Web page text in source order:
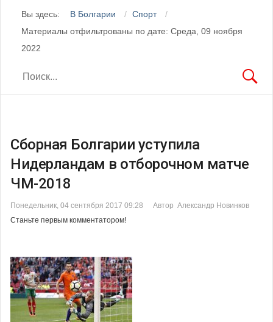
Вы здесь: В Болгарии
Спорт
Материалы отфильтрованы по дате: Среда, 09 ноября
2022
Сборная Болгарии уступила
Нидерландам в отборочном матче
ЧМ-2018
Понедельник, 04 сентября 2017 09:28
Автор Александр Новинков
Станьте первым комментатором!